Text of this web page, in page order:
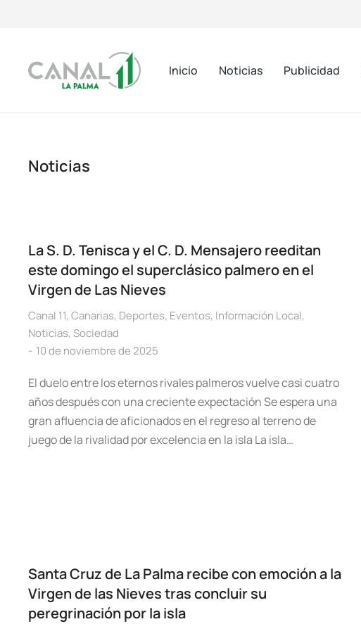
Inicio Noticias Publicidad
Noticias
La S. D. Tenisca y el C. D. Mensajero reeditan
este domingo el superclásico palmero en el
Virgen de Las Nieves
Canal 11, Canarias, Deportes, Eventos, Información Local,
Noticias, Sociedad
10 de noviembre de 2025
El duelo entre los eternos rivales palmeros vuelve casi cuatro
años después con una creciente expectación Se espera una
gran afluencia de aficionados en el regreso al terreno de
juego de la rivalidad por excelencia en la isla La isla…
Santa Cruz de La Palma recibe con emoción a la
Virgen de las Nieves tras concluir su
peregrinación por la isla